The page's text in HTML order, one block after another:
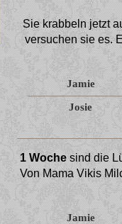
Sie krabbeln jetzt
versuchen sie es.
Jamie
Josie
1 Woche sind die
Von Mama Vikis
Jamie